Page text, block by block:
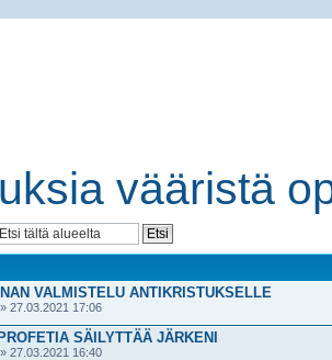
vääristä
VALMISTELU ANTIKRISTUKSELLE
» 27.03.2021 17:06
SÄILYTTÄÄ JÄRKENI
» 27.03.2021 16:40